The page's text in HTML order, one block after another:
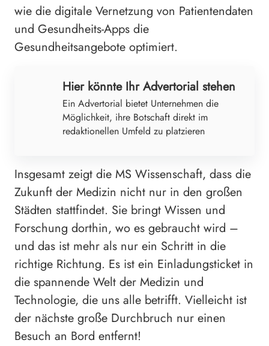
wie die digitale Vernetzung von Patientendaten
und Gesundheits-Apps die
Gesundheitsangebote optimiert.
Hier könnte Ihr Advertorial stehen
Ein Advertorial bietet Unternehmen die
Möglichkeit, ihre Botschaft direkt im
redaktionellen Umfeld zu platzieren
Insgesamt zeigt die MS Wissenschaft, dass die
Zukunft der Medizin nicht nur in den großen
Städten stattfindet. Sie bringt Wissen und
Forschung dorthin, wo es gebraucht wird –
und das ist mehr als nur ein Schritt in die
richtige Richtung. Es ist ein Einladungsticket in
die spannende Welt der Medizin und
Technologie, die uns alle betrifft. Vielleicht ist
der nächste große Durchbruch nur einen
Besuch an Bord entfernt!